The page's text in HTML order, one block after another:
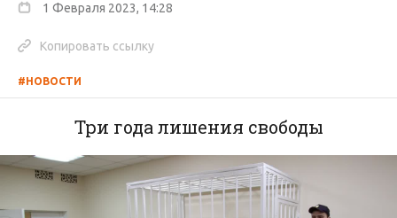
1 Февраля 2023, 14:28
Копировать ссылку
#НОВОСТИ
Три года лишения свободы